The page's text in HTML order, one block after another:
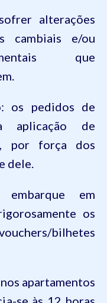
alterações
cambiais e/ou
que
os pedidos de
aplicação de
por força dos
dele.
embarque em
os
bilhetes
apartamentos